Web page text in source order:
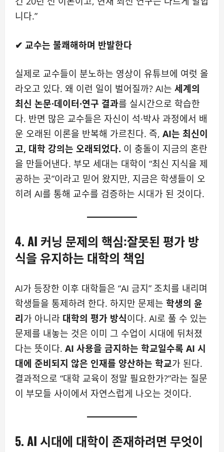
니다.”
✔ 교수는 불쾌해하며 반발한다
실제로 교수들이 분노하는 영상이 유튜브에 여럿 올
라오고 있다. 왜 이런 일이 벌어질까? AI는 세계의
최신 논문·데이터·연구 결과를 실시간으로 학습한
다. 반면 많은 교수들은 자신이 석·박사 과정에서 배
운 오래된 이론을 반복해 가르친다. 즉, AI는 최신이
고, 대학 강의는 오래되었다. 이 충돌이 지금의 혼란
을 만들어낸다. 부모 세대는 대학이 “최신 지식을 제
공하는 곳”이라고 믿어 왔지만, 지금은 학생들이 오
히려 AI를 통해 교수를 검증하는 시대가 된 것이다.
4. AI 커닝 문제의 핵심:잘못된 평가 방
식을 유지하는 대학의 책임
AI가 등장한 이후 대학들은 “AI 금지” 조치를 내리며
학생들을 통제하려 한다. 하지만 문제는 학생의 윤
리가 아니라 대학의 평가 방식이다. AI로 풀 수 있는
문제를 내놓는 것은 이미 그 수업이 시대에 뒤처졌
다는 뜻이다. AI 사용을 금지하는 학교일수록 AI 시
대에 준비되지 않은 인재를 양산하는 학교가 된다.
결과적으로 “대학 교육이 정말 필요한가?”라는 질문
이 부모들 사이에서 자연스럽게 나오는 것이다.
5. AI 시대에 대학이 존재하려면 무엇이